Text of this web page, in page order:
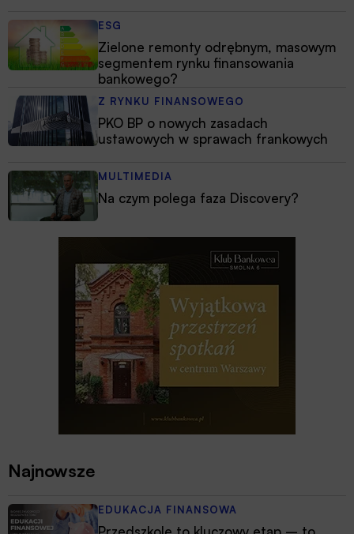
ESG
Zielone remonty odrębnym, masowym
segmentem rynku finansowania
bankowego?
Z RYNKU FINANSOWEGO
PKO BP o nowych zasadach
ustawowych w sprawach frankowych
MULTIMEDIA
Na czym polega faza Discovery?
Najnowsze
EDUKACJA FINANSOWA